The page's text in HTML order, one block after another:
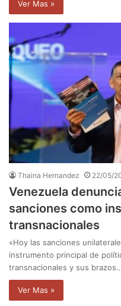
Ver Mas »
Thaina Hernandez 22/05/
Venezuela
sanciones como
transnacionales
«Hoy las sanciones
instrumento principal de
transnacionales y sus
Ver Mas »